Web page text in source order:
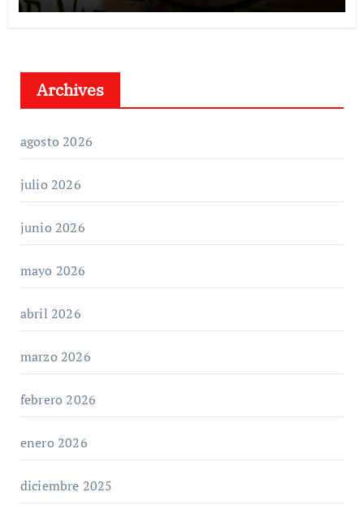
Archives
agosto 2026
julio 2026
junio 2026
mayo 2026
abril 2026
marzo 2026
febrero 2026
enero 2026
diciembre 2025